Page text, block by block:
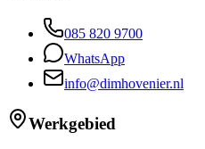
085 820 9700
WhatsApp
info@dimhovenier.nl
Werkgebied